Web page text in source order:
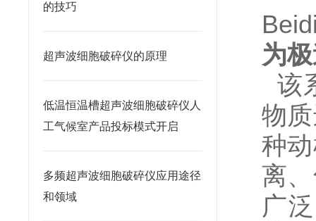
的技巧
超声波细胞破碎仪的原理
低温恒温槽超声波细胞破碎仪人
工气候室产品投标模式开启
多频超声波细胞破碎仪应用途径
和领域
为
该
物
种
离
广